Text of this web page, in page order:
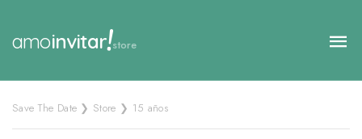
amoinvitar!store
Save The Date ❯ Store ❯ 15 años